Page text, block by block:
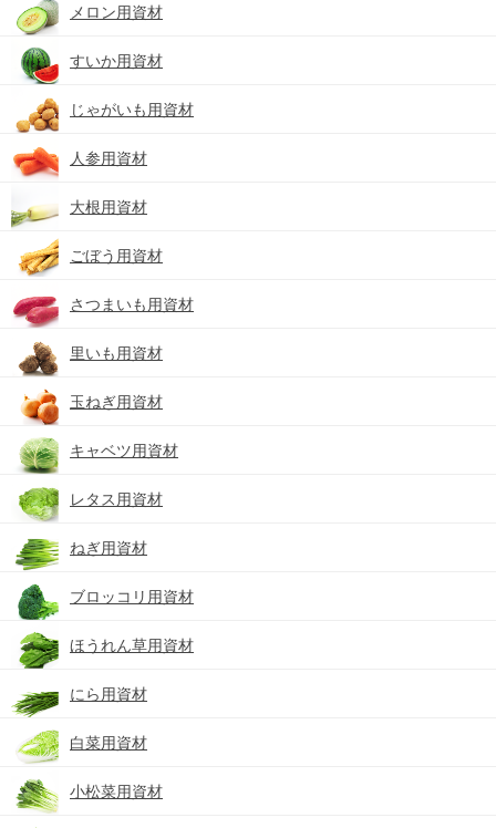
メロン用資材
すいか用資材
じゃがいも用資材
人参用資材
大根用資材
ごぼう用資材
さつまいも用資材
里いも用資材
玉ねぎ用資材
キャベツ用資材
レタス用資材
ねぎ用資材
ブロッコリ用資材
ほうれん草用資材
にら用資材
白菜用資材
小松菜用資材